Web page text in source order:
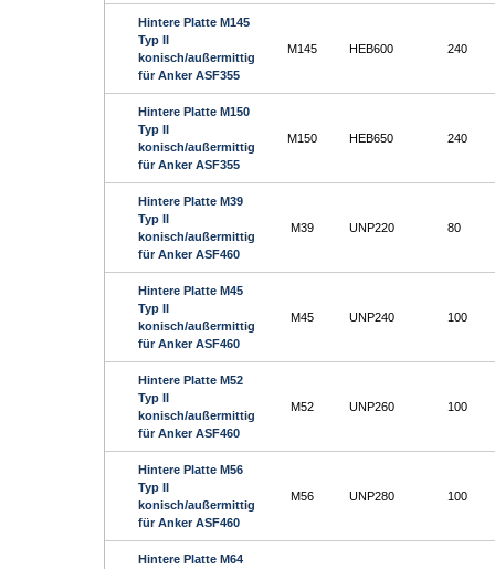
Hintere Platte M145
Typ II
konisch/außermittig
für Anker ASF355
M145 HEB600 240
Hintere Platte M150
Typ II
konisch/außermittig
für Anker ASF355
M150 HEB650 240
Hintere Platte M39
Typ II
konisch/außermittig
für Anker ASF460
M39 UNP220 80
Hintere Platte M45
Typ II
konisch/außermittig
für Anker ASF460
M45 UNP240 100
Hintere Platte M52
Typ II
konisch/außermittig
für Anker ASF460
M52 UNP260 100
Hintere Platte M56
Typ II
konisch/außermittig
für Anker ASF460
M56 UNP280 100
Hintere Platte M64